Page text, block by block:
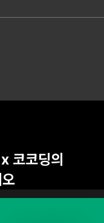
코코딩의